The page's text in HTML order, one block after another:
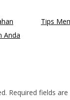
Anda
Tips
Required fields